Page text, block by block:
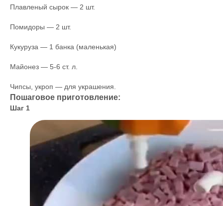
Плавленый сырок — 2 шт.
Помидоры — 2 шт.
Кукуруза — 1 банка (маленькая)
Майонез — 5-6 ст. л.
Чипсы, укроп — для украшения.
Пошаговое приготовление:
Шаг 1